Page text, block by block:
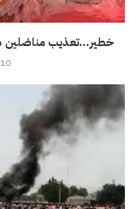
خطير…تعذيب مناضلين
10 يونيو، 2017